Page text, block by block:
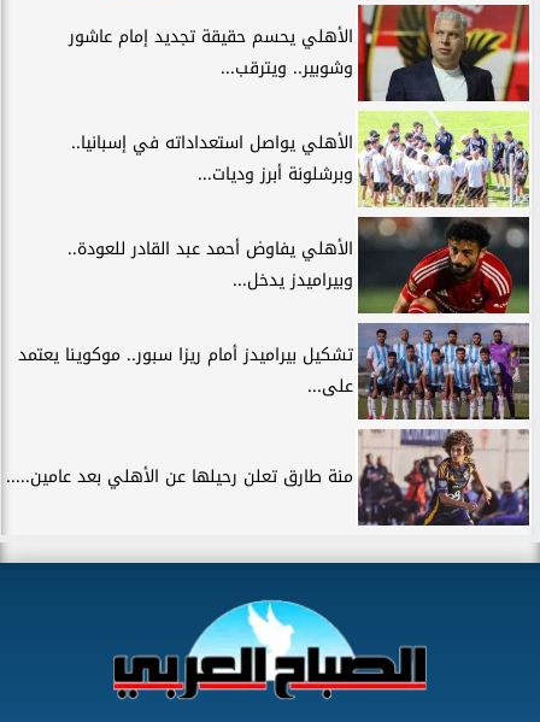
الأهلي يحسم حقيقة تجديد إمام عاشور
وشوبير.. ويترقب...
الأهلي يواصل استعداداته في إسبانيا..
وبرشلونة أبرز وديات...
الأهلي يفاوض أحمد عبد القادر للعودة..
وبيراميدز يدخل...
تشكيل بيراميدز أمام ريزا سبور.. موكوينا يعتمد
على...
منة طارق تعلن رحيلها عن الأهلي بعد عامين.....